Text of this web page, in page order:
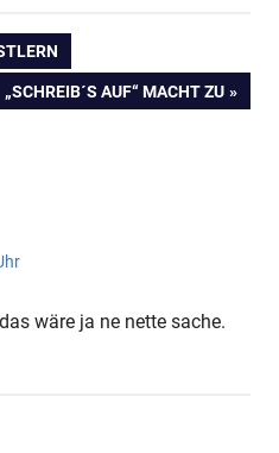
NÄCHSTER
„SCHREIB´S AUF“ MACHT ZU
wäre ja ne nette sache.